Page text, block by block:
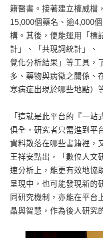
籍醫書。接著建立權威檔
15,000個藥名、逾4,000
構。其後，便能運用「標
計」、「共現詞統計」、
覺化分析結果」等工具，
多、藥物與病徵之關係、
寒病症出現於哪些地點）
「這就是此平台的『一
俱全，研究者只需進到平
資料散落在哪些書籍裡，
王祥安點出，「數位人文
速分析上，能更有效地協
呈現中，也可能發現新的
同研究機制，亦能在平台
晶與智慧，作為後人研究